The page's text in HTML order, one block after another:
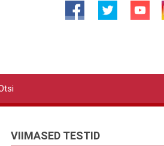
VIIMASED TESTID